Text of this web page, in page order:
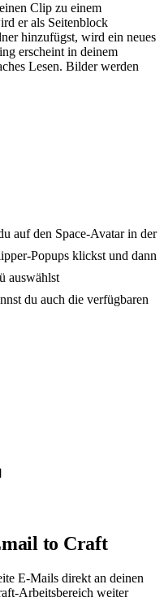
Clip zu einem
er als Seitenblock
hinzufügst, wird ein neues
erscheint in deinem
Lesen. Bilder werden
auf den Space-Avatar in der
Popups klickst und dann
auswählst
du auch die verfügbaren
to Craft
E-Mails direkt an deinen
Arbeitsbereich weiter